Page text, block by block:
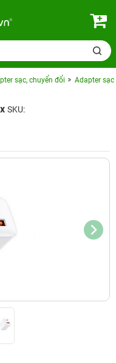
sạc, chuyển đổi Adapter
SKU: